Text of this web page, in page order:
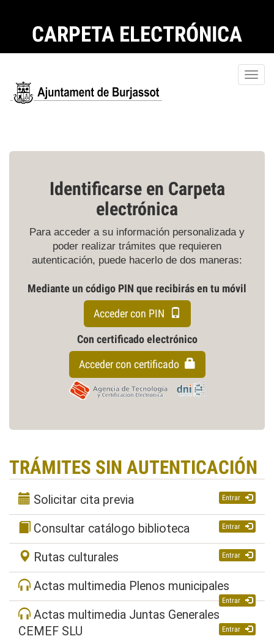
CARPETA ELECTRÓNICA
Identificarse en Carpeta
electrónica
Para acceder a su información personalizada y
poder realizar trámites que requieren
autenticación, puede hacerlo de dos maneras:
Mediante un código PIN que recibirás en tu móvil
Acceder con PIN
Con certificado electrónico
Acceder con certificado
TRÁMITES SIN AUTENTICACIÓN
Solicitar cita previa Entrar
Consultar catálogo biblioteca Entrar
Rutas culturales Entrar
Actas multimedia Plenos municipales
Entrar
Actas multimedia Juntas Generales
CEMEF SLU
Entrar